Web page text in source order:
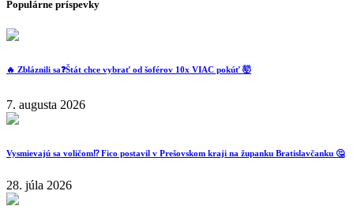
Populárne príspevky
🔥 Zbláznili sa❓️Štát chce vybrať od šoférov 10x VIAC pokúť 🤯
7. augusta 2026
Vysmievajú sa voličom⁉️ Fico postavil v Prešovskom kraji na županku Bratislavčanku 🤔
28. júla 2026